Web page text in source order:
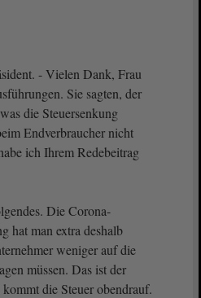
- Vielen Dank, Frau
Sie sagten, der
die Steuersenkung
Endverbraucher nicht
ich Ihrem Redebeitrag
Die Corona-
hat man extra deshalb
weniger auf die
müssen. Das ist der
die Steuer obendrauf.